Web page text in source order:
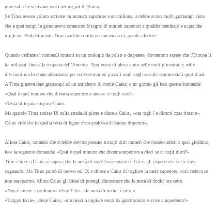
numerali che venivano usati nei negozi di Roma.
Se Titus avesse voluto scrivere un numero superiore a un milione, avrebbe avuto molti grattacapi visto
che a quei tempi la gente aveva raramente bisogno di numeri superiori a qualche centinaio e a qualche
migliaio. Probabilmente Titus avrebbe scritto un numero così grande a lettere.
Quando vediamo i numerali romani su un orologio da polso o da parete, dovremmo sapere che l’Europa li
ha utilizzati fino alla scoperta dell’America. Non erano di alcun aiuto nelle moltiplicazioni e nelle
divisioni ma lo erano abbastanza per scrivere numeri piccoli usati negli scambi commerciali quotidiani.
A Titus piaceva dare grattacapi ad un amichetto di nome Caius, e un giorno gli fece questa domanda:
«Qual è quel numero che diventa superiore a uno se ci togli uno?»
«Testa di legno» rispose Caius.
Ma quando Titus scrisse IX sulla strada di pietra e disse a Caius, «ora togli I e dimmi cosa rimane»,
Caius vide che in quella testa di legno c’era qualcosa di buono dopotutto.
Allora Caius, notando che avrebbe dovuto pensare a molti altri numeri che fossero adatti a quel giochino,
fece la seguente domanda: «Qual è quel numero che diventa superiore a dieci se ci togli dieci?»
Titus chiese a Caius se sapeva che la metà di nove fosse quattro e Caius gli rispose che se lo stava
sognando. Ma Titus puntò di nuovo sul IX e chiese a Caius di togliere la metà superiore, così vedeva se
non era quattro. Allora Caius gli disse di potergli dimostrare che la metà di dodici era sette.
«Non è niente a confronto» disse Titus; «la metà di tredici è otto.»
«Troppo facile», disse Caius, «ma riesci a togliere cento da quattrocento e avere cinquecento?»